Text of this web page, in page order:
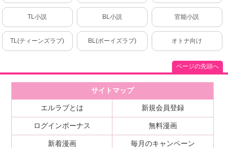
TL小説 BL小説 官能小説
TL(ティーンズラブ) BL(ボーイズラブ) オトナ向け
ページの先頭へ
サイトマップ
エルラブとは 新規会員登録
ログインボーナス 無料漫画
新着漫画 毎月のキャンペーン